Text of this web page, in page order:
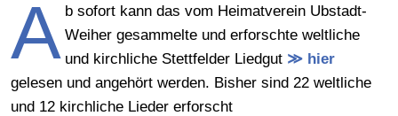
A b sofort kann das vom Heimatverein Ubstadt-
Weiher gesammelte und erforschte weltliche
und kirchliche Stettfelder Liedgut ≫ hier
gelesen und angehört werden. Bisher sind 22 weltliche
und 12 kirchliche Lieder erforscht